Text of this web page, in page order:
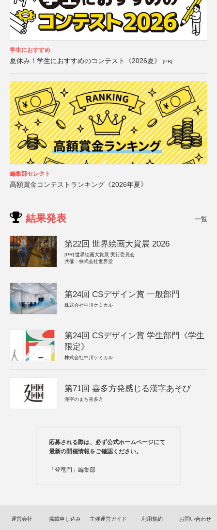
学生におすすめ
夏休み！学生におすすめのコンテスト《2026夏》 [PR]
編集部セレクト
高額賞金コンテストランキング《2026年夏》
結果発表 一覧
第22回 世界絵画大賞展 2026
[PR] 世界絵画大賞展 実行委員会
共催：株式会社世界堂
第24回 CSデザイン賞 一般部門
株式会社中川ケミカル
第24回 CSデザイン賞 学生部門《学生
限定》
株式会社中川ケミカル
第71回 喜多方発感じる漢字あそび
漢字のまち喜多方
応募される際は、必ず公式ホームページにて
最新の開催情報をご確認ください。
「登竜門」編集部
運営会社 掲載申し込み 主催運営ガイド 利用規約 お問い合わせ